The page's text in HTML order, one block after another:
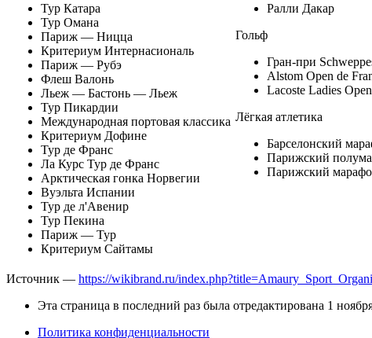
Тур Катара
Тур Омана
Париж — Ницца
Критериум Интернасиональ
Париж — Рубэ
Флеш Валонь
Льеж — Бастонь — Льеж
Тур Пикардии
Международная портовая классика
Критериум Дофине
Тур де Франс
Ла Курс Тур де Франс
Арктическая гонка Норвегии
Вуэльта Испании
Тур де л'Авенир
Тур Пекина
Париж — Тур
Критериум Сайтамы
Ралли Дакар
Гольф
Гран-при
Alstom Open de
Lacoste Ladies
Лёгкая атлетика
Барселонский
Парижский
Парижский
Источник — https://wikibrand.ru/
Эта страница в последний раз была отредактирована 1
Политика конфиденциальности